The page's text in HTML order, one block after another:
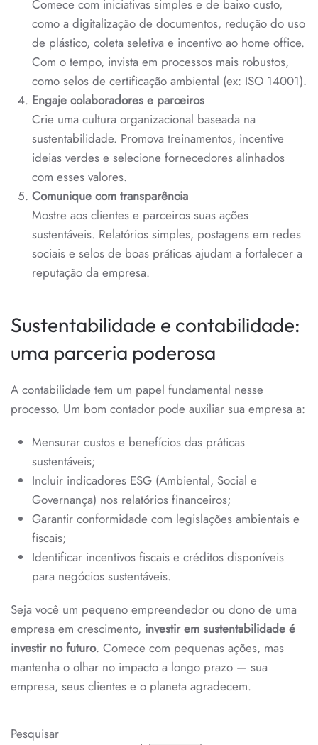
Comece com iniciativas simples e de baixo custo,
como a digitalização de documentos, redução do uso
de plástico, coleta seletiva e incentivo ao home office.
Com o tempo, invista em processos mais robustos,
como selos de certificação ambiental (ex: ISO 14001).
Engaje colaboradores e parceiros
Crie uma cultura organizacional baseada na
sustentabilidade. Promova treinamentos, incentive
ideias verdes e selecione fornecedores alinhados
com esses valores.
Comunique com transparência
Mostre aos clientes e parceiros suas ações
sustentáveis. Relatórios simples, postagens em redes
sociais e selos de boas práticas ajudam a fortalecer a
reputação da empresa.
Sustentabilidade e contabilidade:
uma parceria poderosa
A contabilidade tem um papel fundamental nesse
processo. Um bom contador pode auxiliar sua empresa a:
Mensurar custos e benefícios das práticas
sustentáveis;
Incluir indicadores ESG (Ambiental, Social e
Governança) nos relatórios financeiros;
Garantir conformidade com legislações ambientais e
fiscais;
Identificar incentivos fiscais e créditos disponíveis
para negócios sustentáveis.
Seja você um pequeno empreendedor ou dono de uma
empresa em crescimento, investir em sustentabilidade é
investir no futuro. Comece com pequenas ações, mas
mantenha o olhar no impacto a longo prazo — sua
empresa, seus clientes e o planeta agradecem.
Pesquisar